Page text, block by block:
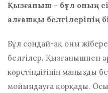
Қызғаныш - бұл оның
алғашқы белгілерінің
Бұл сондай-ақ оны
белгілер. Қызғанышпен
көретіндігінің маңызды
мойындауға қорқады.